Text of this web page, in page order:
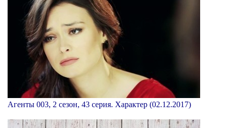
Агенты 003, 2 сезон, 43 серия. Характер (02.12.2017)